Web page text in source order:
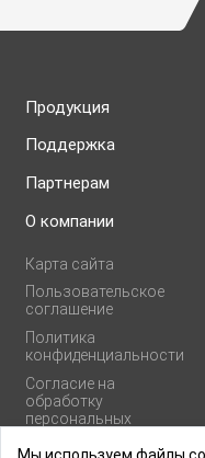
Продукция
Поддержка
Партнерам
О компании
Карта сайта
Пользовательское
соглашение
Политика
конфиденциальности
Согласие на
обработку
персональных